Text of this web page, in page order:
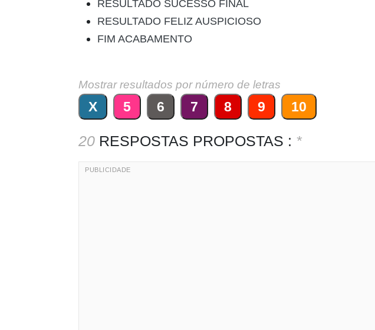
RESULTADO SUCESSO FINAL
RESULTADO FELIZ AUSPICIOSO
FIM ACABAMENTO
Mostrar resultados por número de letras
X 5 6 7 8 9 10
20 RESPOSTAS PROPOSTAS : *